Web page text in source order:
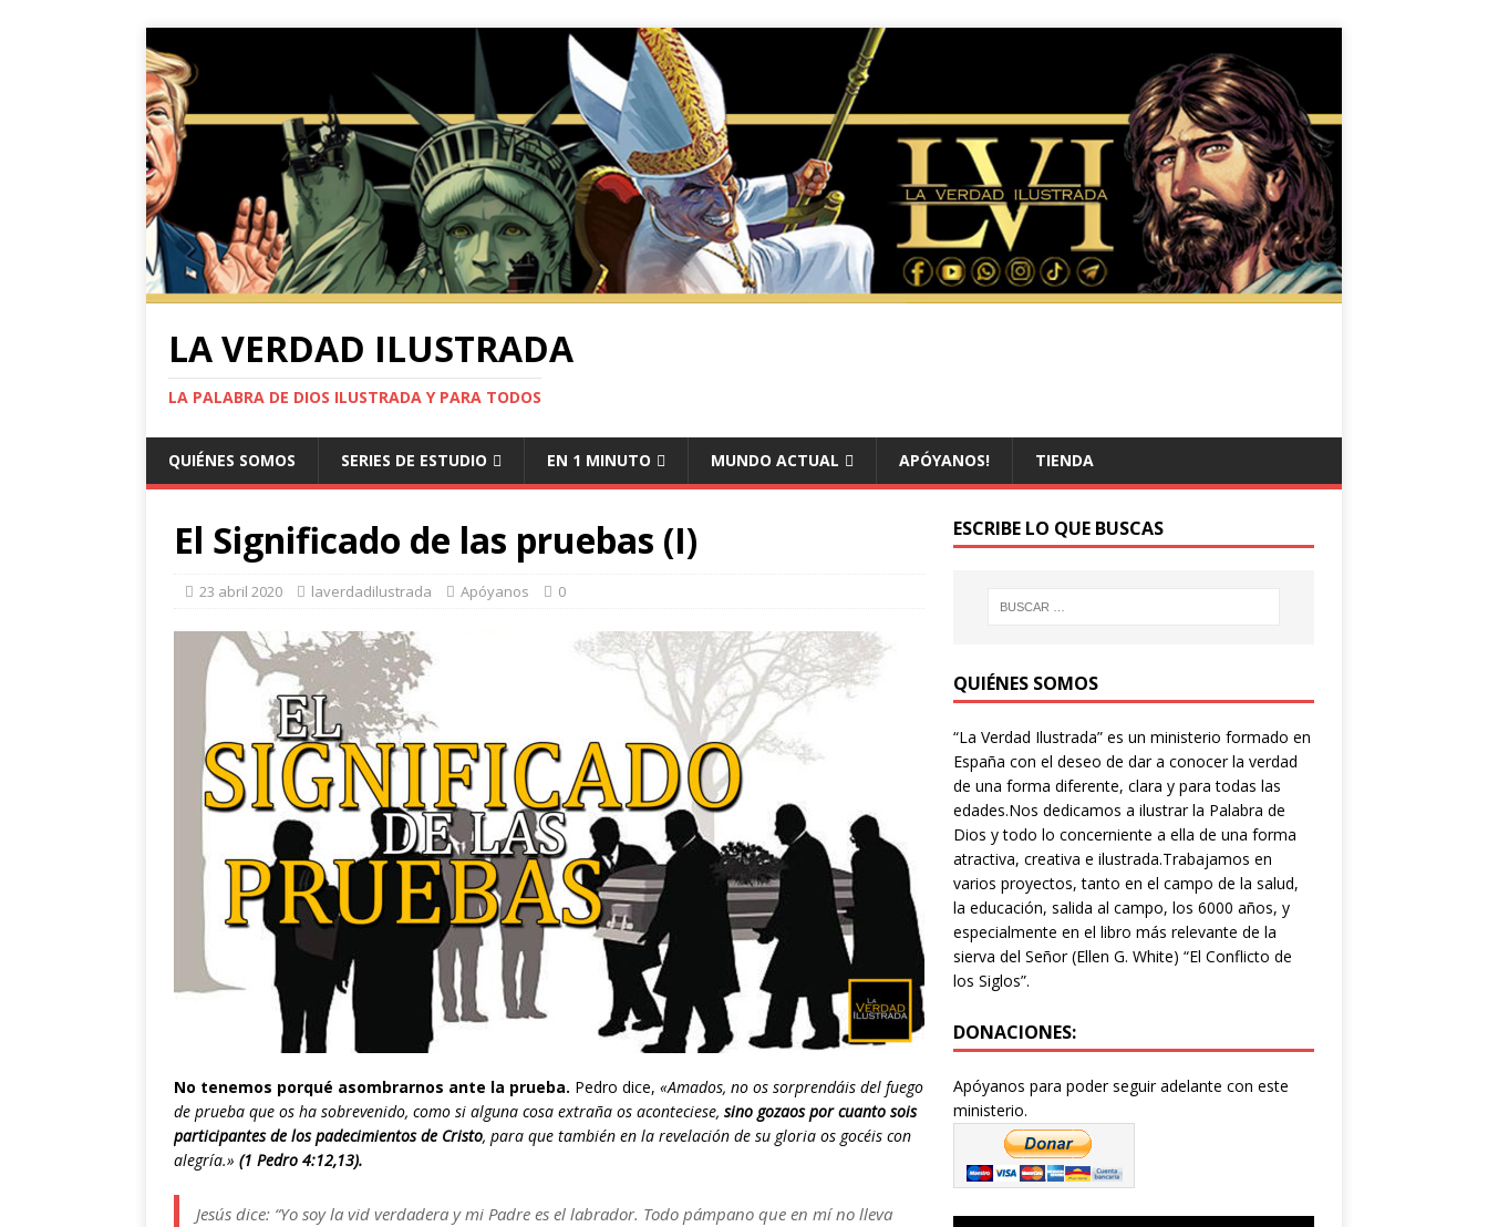
LA VERDAD ILUSTRADA
LA PALABRA DE DIOS ILUSTRADA Y PARA TODOS
QUIÉNES SOMOS SERIES DE ESTUDIO EN 1 MINUTO MUNDO ACTUAL APÓYANOS! TIENDA
El Significado de las pruebas (I)
23 abril 2020 laverdadilustrada Apóyanos 0
No tenemos porqué asombrarnos ante la prueba. Pedro dice, «Amados, no os sorprendáis del fuego
de prueba que os ha sobrevenido, como si alguna cosa extraña os aconteciese, sino gozaos por cuanto sois
participantes de los padecimientos de Cristo, para que también en la revelación de su gloria os gocéis con
alegría.» (1 Pedro 4:12,13).
Jesús dice: “Yo soy la vid verdadera y mi Padre es el labrador. Todo pámpano que en mí no lleva
ESCRIBE LO QUE BUSCAS
QUIÉNES SOMOS
“La Verdad Ilustrada” es un ministerio formado en
España con el deseo de dar a conocer la verdad
de una forma diferente, clara y para todas las
edades.Nos dedicamos a ilustrar la Palabra de
Dios y todo lo concerniente a ella de una forma
atractiva, creativa e ilustrada.Trabajamos en
varios proyectos, tanto en el campo de la salud,
la educación, salida al campo, los 6000 años, y
especialmente en el libro más relevante de la
sierva del Señor (Ellen G. White) “El Conflicto de
los Siglos”.
DONACIONES:
Apóyanos para poder seguir adelante con este
ministerio.